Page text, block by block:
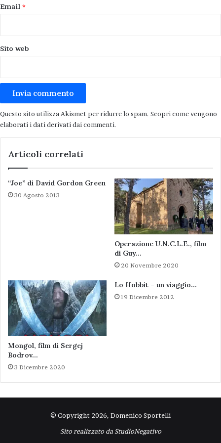
Email *
Sito web
Questo sito utilizza Akismet per ridurre lo spam. Scopri come vengono
elaborati i dati derivati dai commenti.
Articoli correlati
“Joe” di David Gordon Green
30 Agosto 2013
Operazione U.N.C.L.E., film
di Guy…
20 Novembre 2020
Mongol, film di Sergej
Bodrov…
3 Dicembre 2020
Lo Hobbit – un viaggio…
19 Dicembre 2012
© Copyright 2026, Domenico Sportelli
Sito realizzato da StudioNegativo